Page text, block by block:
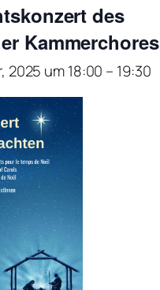
des
Kammerchores
2025 um 18:00 – 19:30